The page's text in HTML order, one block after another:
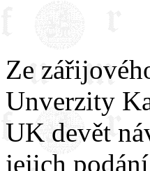
Ze
Unverzity
UK devět
jejich